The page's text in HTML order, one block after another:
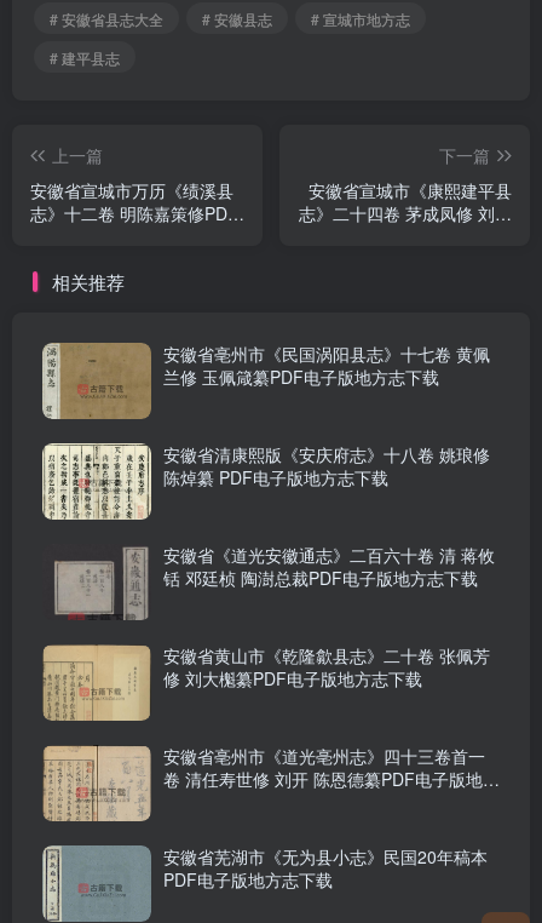
# 安徽省县志大全
# 安徽县志
# 宣城市地方志
# 建平县志
上一篇
安徽省宣城市万历《绩溪县
志》十二卷 明陈嘉策修PDF
下一篇
安徽省宣城市《康熙建平县
志》二十四卷 茅成凤修 刘震
相关推荐
安徽省亳州市《民国涡阳县志》十七卷 黄佩
兰修 玉佩箴纂PDF电子版地方志下载
安徽省清康熙版《安庆府志》十八卷 姚琅修
陈焯纂 PDF电子版地方志下载
安徽省《道光安徽通志》二百六十卷 清 蒋攸
铦 邓廷桢 陶澍总裁PDF电子版地方志下载
安徽省黄山市《乾隆歙县志》二十卷 张佩芳
修 刘大櫆纂PDF电子版地方志下载
安徽省亳州市《道光亳州志》四十三卷首一
卷 清任寿世修 刘开 陈恩德纂PDF电子版地方
安徽省芜湖市《无为县小志》民国20年稿本
PDF电子版地方志下载